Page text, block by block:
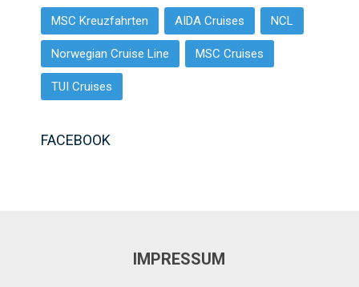
MSC Kreuzfahrten AIDA Cruises NCL
Norwegian Cruise Line MSC Cruises
TUI Cruises
FACEBOOK
IMPRESSUM